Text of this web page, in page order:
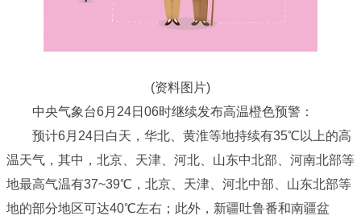
(资料图片)
中央气象台6月24日06时继续发布高温橙色预警：
预计6月24日白天，华北、黄淮等地持续有35℃以上的高
温天气，其中，北京、天津、河北、山东中北部、河南北部等
地最高气温有37~39℃，北京、天津、河北中部、山东北部等
地的部分地区可达40℃左右；此外，新疆吐鲁番和南疆盆